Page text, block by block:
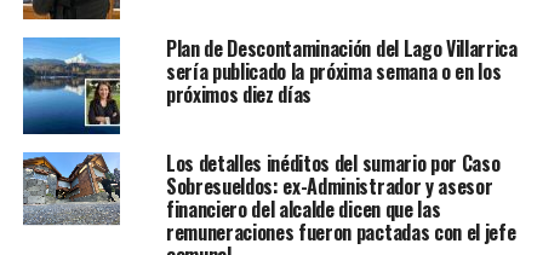
Plan de Descontaminación del Lago Villarrica
sería publicado la próxima semana o en los
próximos diez días
Los detalles inéditos del sumario por Caso
Sobresueldos: ex-Administrador y asesor
financiero del alcalde dicen que las
remuneraciones fueron pactadas con el jefe